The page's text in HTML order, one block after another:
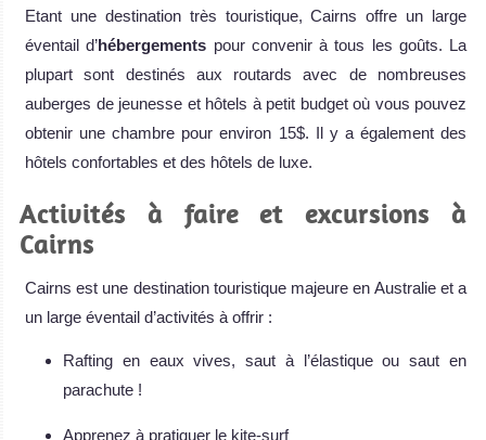
Etant une destination très touristique, Cairns offre un large
éventail d’hébergements pour convenir à tous les goûts. La
plupart sont destinés aux routards avec de nombreuses
auberges de jeunesse et hôtels à petit budget où vous pouvez
obtenir une chambre pour environ 15$. Il y a également des
hôtels confortables et des hôtels de luxe.
Activités à faire et excursions à
Cairns
Cairns est une destination touristique majeure en Australie et a
un large éventail d’activités à offrir :
Rafting en eaux vives, saut à l’élastique ou saut en
parachute !
Apprenez à pratiquer le kite-surf